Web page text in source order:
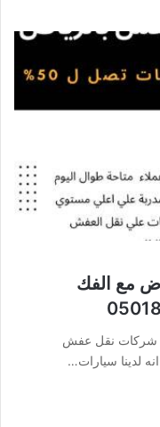
مع الفك
شركات نقل عفش